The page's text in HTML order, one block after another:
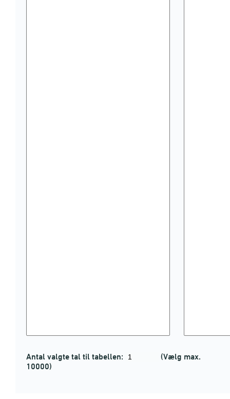
Antal valgte tal til tabellen:
(Vælg max.
10000)